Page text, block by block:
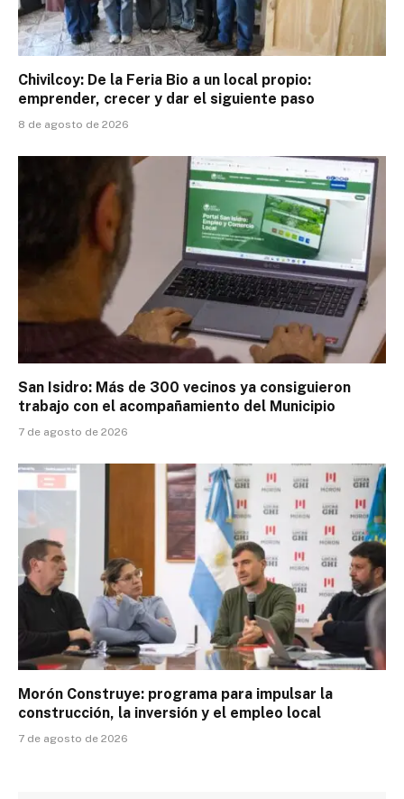
Chivilcoy: De la Feria Bio a un local propio:
emprender, crecer y dar el siguiente paso
8 de agosto de 2026
San Isidro: Más de 300 vecinos ya consiguieron
trabajo con el acompañamiento del Municipio
7 de agosto de 2026
Morón Construye: programa para impulsar la
construcción, la inversión y el empleo local
7 de agosto de 2026